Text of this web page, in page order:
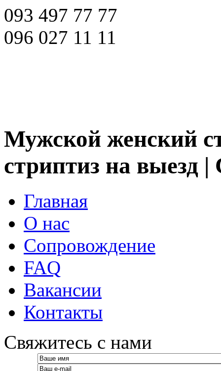
093 497 77 77
096 027 11 11
Мужской женский
стриптиз на выезд
Главная
О нас
Сопровождение
FAQ
Вакансии
Контакты
­Свяжитесь с нами